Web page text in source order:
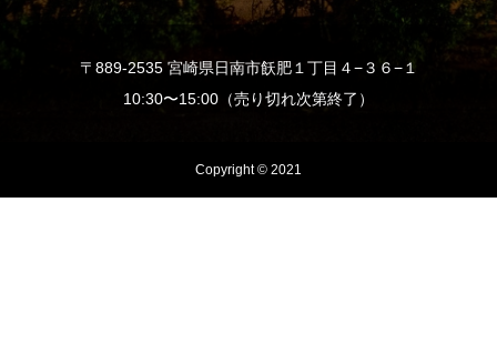
〒889-2535 宮崎県日南市飫肥１丁目４−３６−１
10:30〜15:00（売り切れ次第終了）
Copyright © 2021